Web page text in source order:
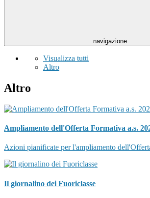
navigazione
Visualizza tutti
Altro
Altro
Ampliamento dell'Offerta Formativa a.s.
Azioni pianificate per l'ampliamento
Il giornalino dei Fuoriclasse